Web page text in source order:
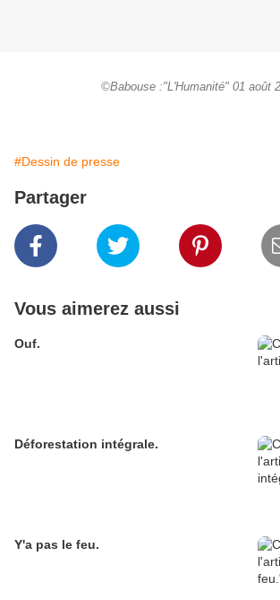
©Babouse :"L'Humanité" 01 août
#Dessin de presse
Partager
Vous aimerez aussi
Ouf.
Déforestation intégrale.
Y'a pas le feu.